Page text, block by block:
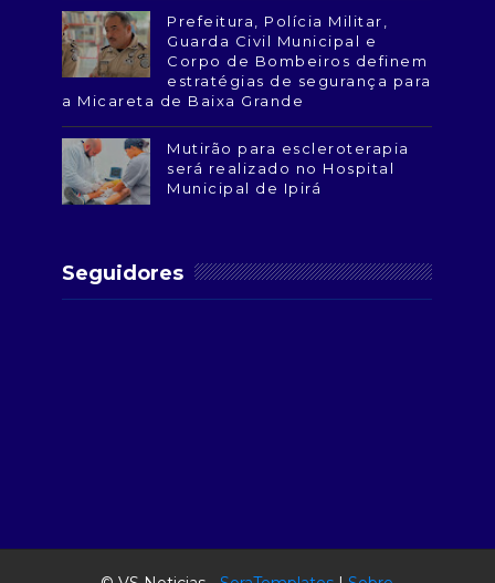
Prefeitura, Polícia Militar,
Guarda Civil Municipal e
Corpo de Bombeiros definem
estratégias de segurança para
a Micareta de Baixa Grande
Mutirão para escleroterapia
será realizado no Hospital
Municipal de Ipirá
Seguidores